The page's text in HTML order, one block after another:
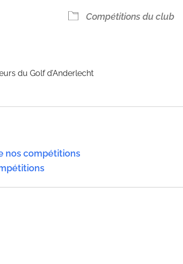
Compétitions du club
du Golf d’Anderlecht
nos compétitions